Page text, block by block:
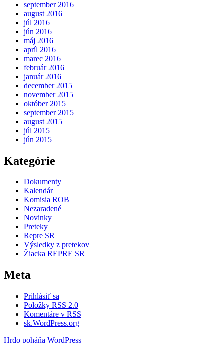
september 2016
august 2016
júl 2016
jún 2016
máj 2016
apríl 2016
marec 2016
február 2016
január 2016
december 2015
november 2015
október 2015
september 2015
august 2015
júl 2015
jún 2015
Kategórie
Dokumenty
Kalendár
Komisia ROB
Nezaradené
Novinky
Preteky
Repre SR
Výsledky z pretekov
Žiacka REPRE SR
Meta
Prihlásiť sa
Položky RSS 2.0
Komentáre v RSS
sk.WordPress.org
Hrdo poháňa WordPress